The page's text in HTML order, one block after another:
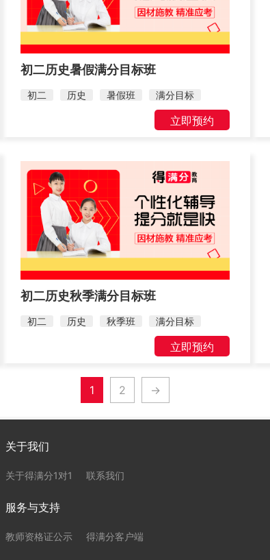
初二历史暑假满分目标班
初二 历史 暑假班 满分目标
立即预约
初二历史秋季满分目标班
初二 历史 秋季班 满分目标
立即预约
1 2 →
关于我们
关于得满分1对1 联系我们
服务与支持
教师资格证公示 得满分客户端